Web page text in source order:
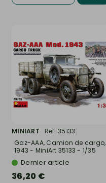
MINIART
Ref. 35133
Gaz-AAA, Camion de cargo,
1943 - MiniArt 35133 - 1/35
Dernier article
36,20 €